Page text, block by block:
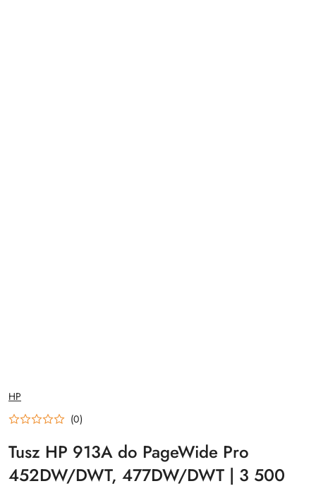
NAZWA
PRODUCENTA:
HP
(0)
Tusz HP 913A do PageWide Pro
452DW/DWT, 477DW/DWT | 3 500